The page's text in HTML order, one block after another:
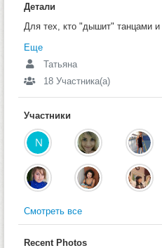
Детали
Для тех, кто "дышит" танцами
Еще
Татьяна
18 Участника(а)
Участники
Смотреть все
Recent Photos